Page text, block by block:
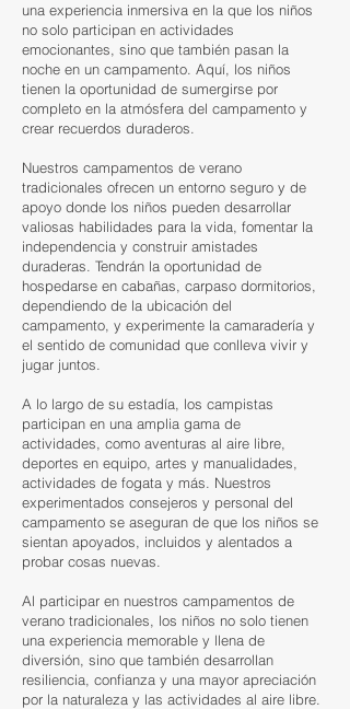
una experiencia inmersiva en la que los niños
no solo participan en actividades
emocionantes, sino que también pasan la
noche en un campamento. Aquí, los niños
tienen la oportunidad de sumergirse por
completo en la atmósfera del campamento y
crear recuerdos duraderos.
Nuestros campamentos de verano
tradicionales ofrecen un entorno seguro y de
apoyo donde los niños pueden desarrollar
valiosas habilidades para la vida, fomentar la
independencia y construir amistades
duraderas. Tendrán la oportunidad de
hospedarse en cabañas, carpaso dormitorios,
dependiendo de la ubicación del
campamento, y experimente la camaradería y
el sentido de comunidad que conlleva vivir y
jugar juntos.
A lo largo de su estadía, los campistas
participan en una amplia gama de
actividades, como aventuras al aire libre,
deportes en equipo, artes y manualidades,
actividades de fogata y más. Nuestros
experimentados consejeros y personal del
campamento se aseguran de que los niños se
sientan apoyados, incluidos y alentados a
probar cosas nuevas.
Al participar en nuestros campamentos de
verano tradicionales, los niños no solo tienen
una experiencia memorable y llena de
diversión, sino que también desarrollan
resiliencia, confianza y una mayor apreciación
por la naturaleza y las actividades al aire libre.